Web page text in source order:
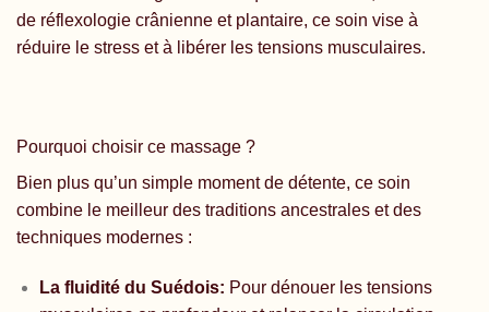
de réflexologie crânienne et plantaire, ce soin vise à
réduire le stress et à libérer les tensions musculaires.
Pourquoi choisir ce massage ?
Bien plus qu’un simple moment de détente, ce soin
combine le meilleur des traditions ancestrales et des
techniques modernes :
La fluidité du Suédois: Pour dénouer les tensions